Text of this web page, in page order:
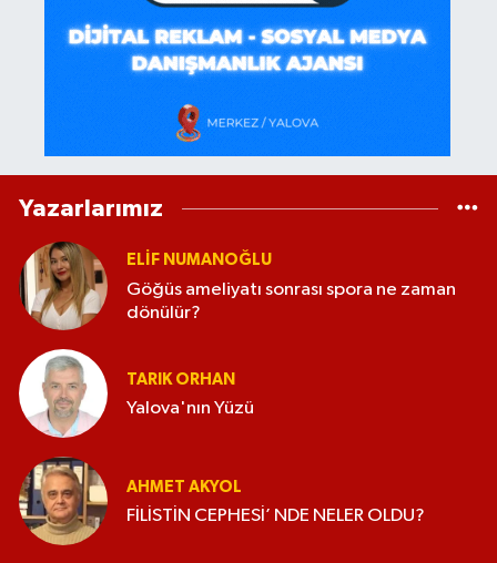
Yazarlarımız
ELİF NUMANOĞLU
Göğüs ameliyatı sonrası spora ne zaman
dönülür?
TARIK ORHAN
Yalova'nın Yüzü
AHMET AKYOL
FİLİSTİN CEPHESİ’ NDE NELER OLDU?